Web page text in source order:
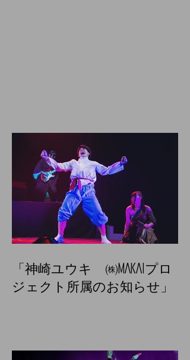
「神崎ユウキ ㈱MAKAIプロ
ジェクト所属のお知らせ」